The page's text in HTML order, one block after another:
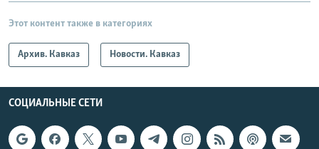
Этот контент также в категориях
Архив. Кавказ Новости. Кавказ
СОЦИАЛЬНЫЕ СЕТИ